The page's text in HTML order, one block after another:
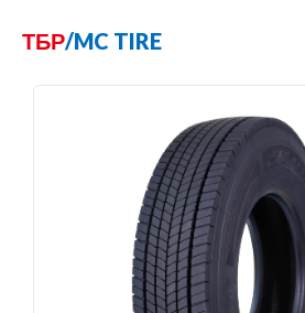
ТБР/MC TIRE